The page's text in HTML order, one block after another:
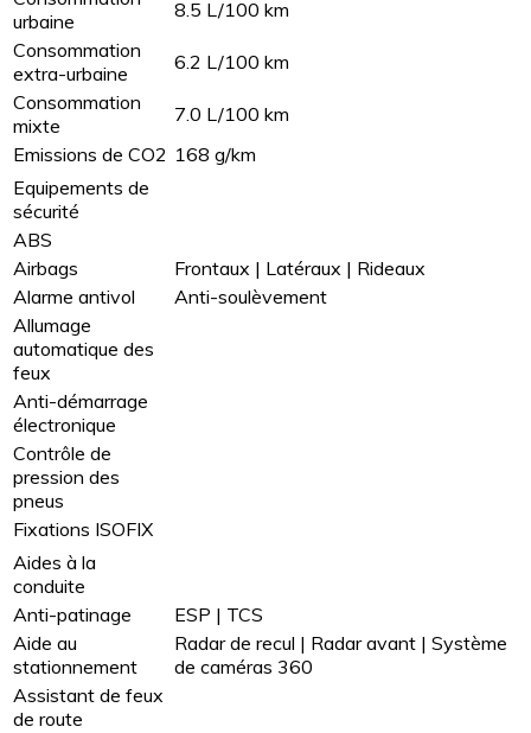
urbaine
8.5 L/100 km
Consommation
extra-urbaine
6.2 L/100 km
Consommation
mixte
7.0 L/100 km
Emissions de CO2 168 g/km
Equipements de
sécurité
ABS
Airbags
Frontaux | Latéraux | Rideaux
Alarme antivol
Anti-soulèvement
Allumage
automatique des
feux
Anti-démarrage
électronique
Contrôle de
pression des
pneus
Fixations ISOFIX
Aides à la
conduite
Anti-patinage
ESP | TCS
Aide au
stationnement
Radar de recul | Radar avant | Système
de caméras 360
Assistant de feux
de route